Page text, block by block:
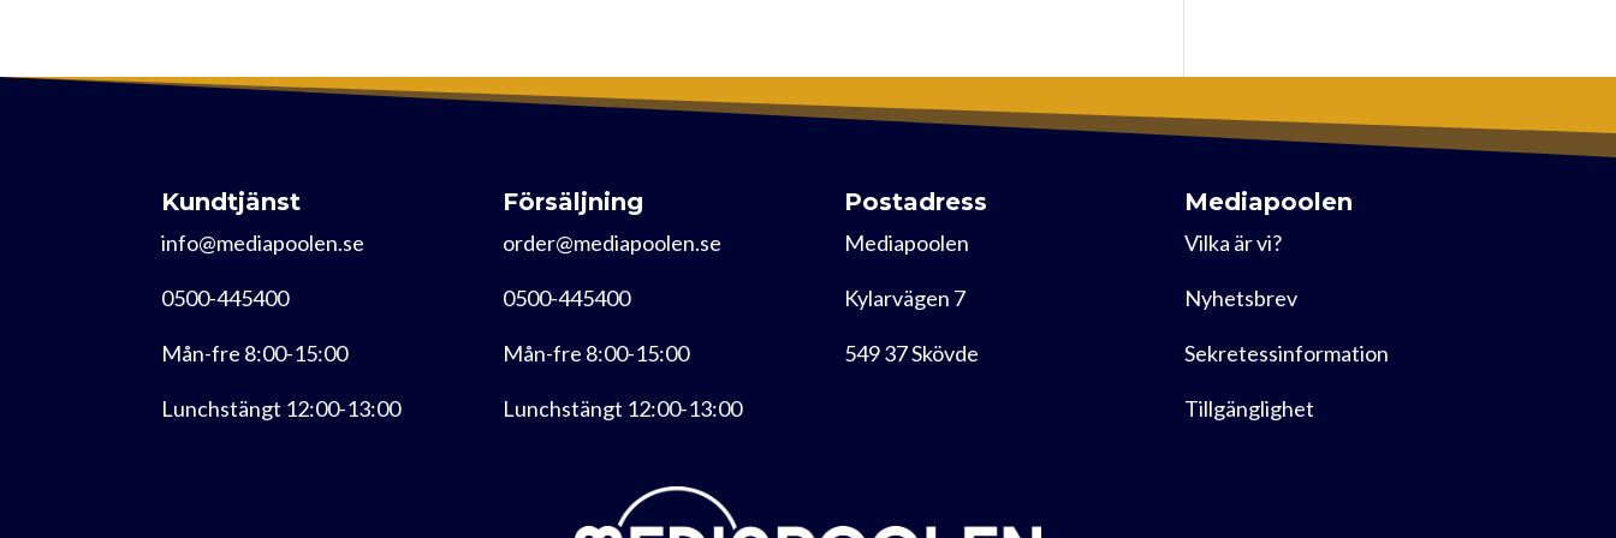
Kundtjänst
info@mediapoolen.se
0500-445400
Mån-fre 8:00-15:00
Lunchstängt 12:00-13:00
Försäljning
order@mediapoolen.se
0500-445400
Mån-fre 8:00-15:00
Lunchstängt 12:00-13:00
Postadress
Mediapoolen
Kylarvägen 7
549 37 Skövde
Mediapoolen
Vilka är vi?
Nyhetsbrev
Sekretessinformation
Tillgänglighet